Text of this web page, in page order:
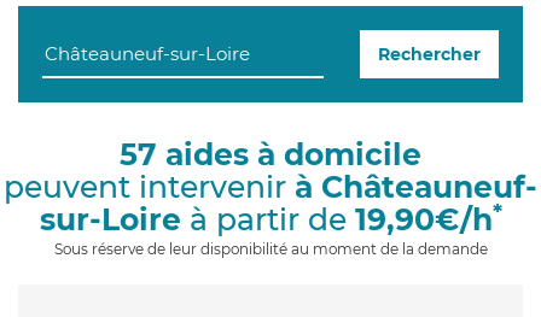
n
g
i
Rechercher
57 aides à domicile
peuvent intervenir à Châteauneuf-
sur-Loire à partir de 19,90€/h*
Sous réserve de leur disponibilité au moment de la demande